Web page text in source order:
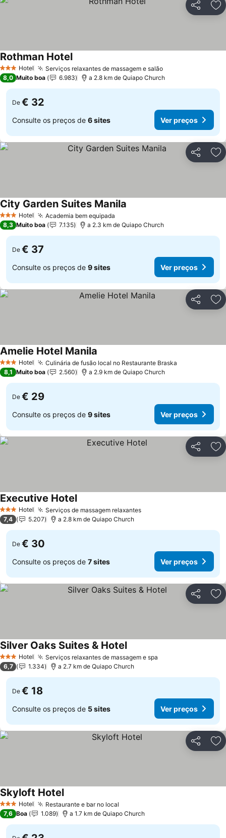
Partilhar
3 EstrelasHotel Serviços relaxantes de massagem e salão
Rothman Hotel
8,0 Muito boa 6.983 a 2.8 km de Quiapo Church
De € 32
Consulte os preços de 6 sites Ver preços
Partilhar
3 EstrelasHotel Academia bem equipada
City Garden Suites Manila
8,3 Muito boa 7.135 a 2.3 km de Quiapo Church
De € 37
Consulte os preços de 9 sites Ver preços
Partilhar
3 EstrelasHotel Culinária de fusão local no Restaurante Braska
Amelie Hotel Manila
8,1 Muito boa 2.560 a 2.9 km de Quiapo Church
De € 29
Consulte os preços de 9 sites Ver preços
Partilhar
3 EstrelasHotel Serviços de massagem relaxantes
Executive Hotel
7,4 5.207 a 2.8 km de Quiapo Church
De € 30
Consulte os preços de 7 sites Ver preços
Partilhar
3 EstrelasHotel Serviços relaxantes de massagem e spa
Silver Oaks Suites & Hotel
6,7 1.334 a 2.7 km de Quiapo Church
De € 18
Consulte os preços de 5 sites Ver preços
Partilhar
3 EstrelasHotel Restaurante e bar no local
Skyloft Hotel
7,6 Boa 1.089 a 1.7 km de Quiapo Church